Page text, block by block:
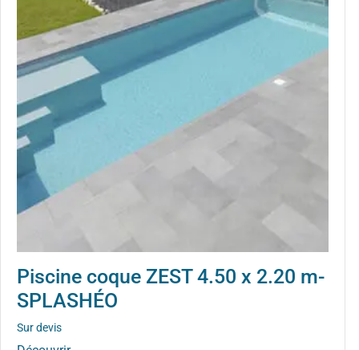
Piscine coque ZEST 4.50 x 2.20 m-
SPLASHÉO
Sur devis